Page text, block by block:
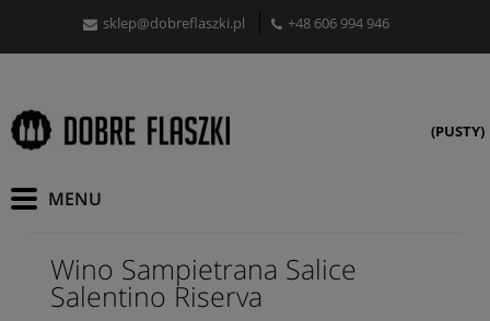
sklep@dobreflaszki.pl +48 606 994 946
(PUSTY)
Wino Sampietrana Salice
Salentino Riserva